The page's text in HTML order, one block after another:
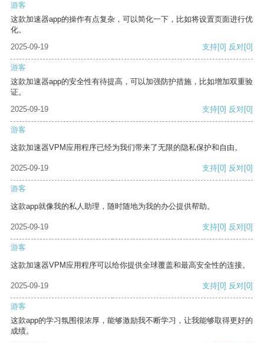
游客
这款加速器app的操作有点复杂，可以简化一下，比如将设置页面进行优
化。
2025-09-19
支持[0] 反对[0]
游客
这款加速器app的安全性有待提高，可以加强防护措施，比如增加双重验
证。
2025-09-19
支持[0] 反对[0]
游客
这款加速器VPM应用程序已经为我们带来了无限的隐私保护和自由。
2025-09-19 支持[0] 反对[0]
游客
这款app就像我的私人助理，随时随地为我的办公提供帮助。
2025-09-19 支持[0] 反对[0]
游客
这款加速器VPM应用程序可以给你提供全球覆盖和最高安全性的连接。
2025-09-19 支持[0] 反对[0]
游客
这款app的学习氛围很浓厚，能够激励我不断学习，让我能够取得更好的
成绩。